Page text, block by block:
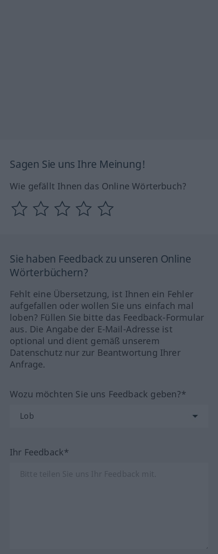
Sagen Sie uns Ihre Meinung!
Wie gefällt Ihnen das Online Wörterbuch?
Sie haben Feedback zu unseren Online
Wörterbüchern?
Fehlt eine Übersetzung, ist Ihnen ein Fehler
aufgefallen oder wollen Sie uns einfach mal
loben? Füllen Sie bitte das Feedback-Formular
aus. Die Angabe der E-Mail-Adresse ist
optional und dient gemäß unserem
Datenschutz nur zur Beantwortung Ihrer
Anfrage.
Wozu möchten Sie uns Feedback geben?*
Ihr Feedback*